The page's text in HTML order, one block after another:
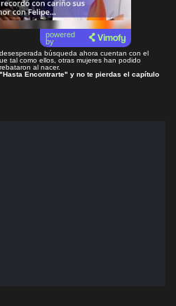
powered
by
desesperada búsqueda ahora cuentan con el
tal como ellos, otras mujeres han podido
al nacer.
"Hasta Encontrarte" y no te pierdas el capítulo